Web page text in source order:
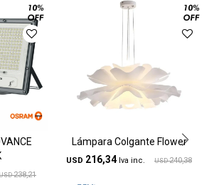
238,21
Lámpara Colgante Flower
USD 216,34 USD 240,38